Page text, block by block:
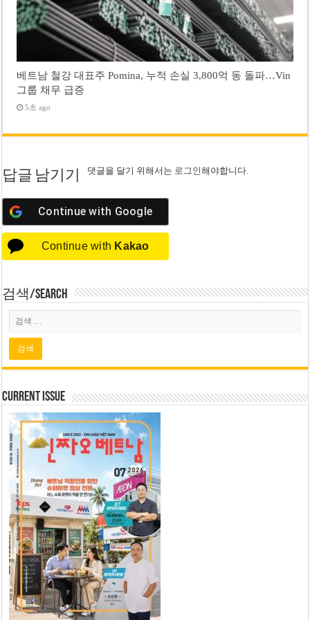
베트남 철강 대표주 Pomina, 누적 손실 3,800억 동 돌파…Vin
그룹 채무 급증
5초 ago
답글 남기기 댓글을 달기 위해서는 로그인해야합니다.
Continue with Google
Continue with Kakao
검색/Search
Current Issue